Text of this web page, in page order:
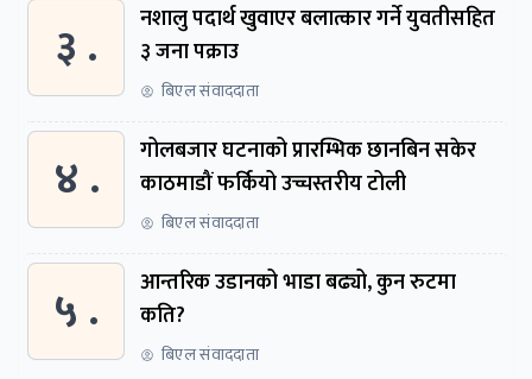
३ .
नशालु पदार्थ खुवाएर बलात्कार गर्ने युवतीसहित
३ जना पक्राउ
बिएल संवाददाता
४ .
गोलबजार घटनाको प्रारम्भिक छानबिन सकेर
काठमाडौं फर्कियो उच्चस्तरीय टोली
बिएल संवाददाता
५ .
आन्तरिक उडानको भाडा बढ्यो, कुन रुटमा
कति?
बिएल संवाददाता